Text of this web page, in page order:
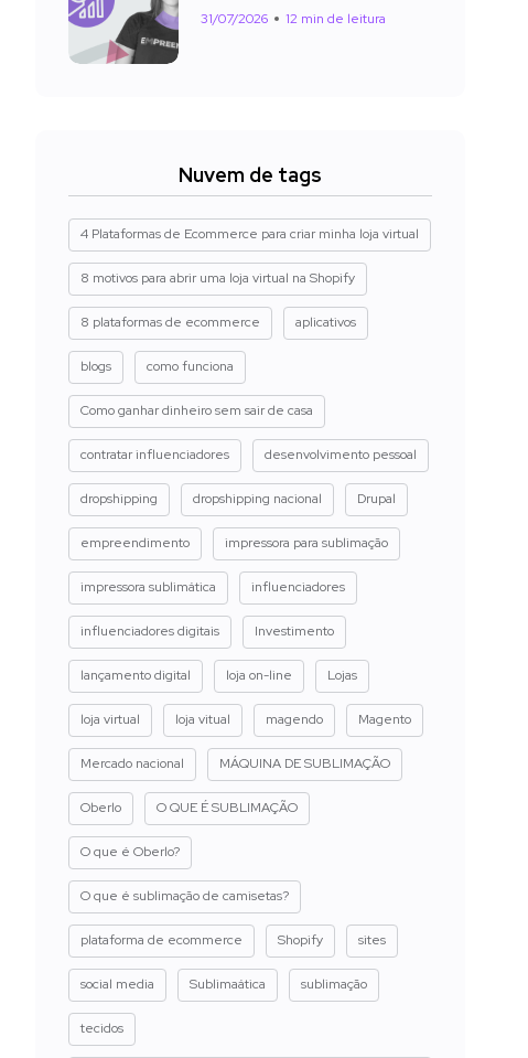
31/07/2026 12 min de leitura
Nuvem de tags
4 Plataformas de Ecommerce para criar minha loja virtual
8 motivos para abrir uma loja virtual na Shopify
8 plataformas de ecommerce aplicativos
blogs como funciona
Como ganhar dinheiro sem sair de casa
contratar influenciadores desenvolvimento pessoal
dropshipping dropshipping nacional Drupal
empreendimento impressora para sublimação
impressora sublimática influenciadores
influenciadores digitais Investimento
lançamento digital loja on-line Lojas
loja virtual loja vitual magendo Magento
Mercado nacional MÁQUINA DE SUBLIMAÇÃO
Oberlo O QUE É SUBLIMAÇÃO
O que é Oberlo?
O que é sublimação de camisetas?
plataforma de ecommerce Shopify sites
social media Sublimaática sublimação
tecidos